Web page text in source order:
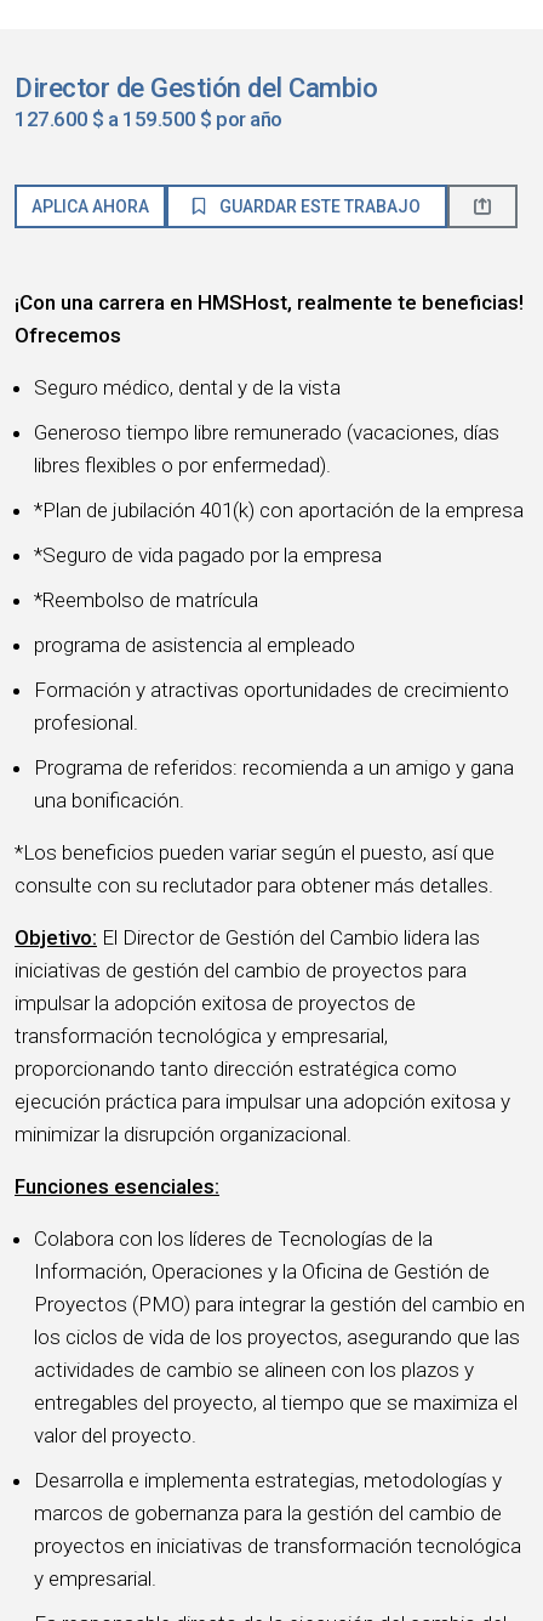
Director de Gestión del Cambio
127.600 $ a 159.500 $ por año
APLICA AHORA GUARDAR ESTE TRABAJO
¡Con una carrera en HMSHost, realmente te beneficias!
Ofrecemos
Seguro médico, dental y de la vista
Generoso tiempo libre remunerado (vacaciones, días
libres flexibles o por enfermedad).
*Plan de jubilación 401(k) con aportación de la empresa
*Seguro de vida pagado por la empresa
*Reembolso de matrícula
programa de asistencia al empleado
Formación y atractivas oportunidades de crecimiento
profesional.
Programa de referidos: recomienda a un amigo y gana
una bonificación.
*Los beneficios pueden variar según el puesto, así que
consulte con su reclutador para obtener más detalles.
Objetivo: El Director de Gestión del Cambio lidera las
iniciativas de gestión del cambio de proyectos para
impulsar la adopción exitosa de proyectos de
transformación tecnológica y empresarial,
proporcionando tanto dirección estratégica como
ejecución práctica para impulsar una adopción exitosa y
minimizar la disrupción organizacional.
Funciones esenciales:
Colabora con los líderes de Tecnologías de la
Información, Operaciones y la Oficina de Gestión de
Proyectos (PMO) para integrar la gestión del cambio en
los ciclos de vida de los proyectos, asegurando que las
actividades de cambio se alineen con los plazos y
entregables del proyecto, al tiempo que se maximiza el
valor del proyecto.
Desarrolla e implementa estrategias, metodologías y
marcos de gobernanza para la gestión del cambio de
proyectos en iniciativas de transformación tecnológica
y empresarial.